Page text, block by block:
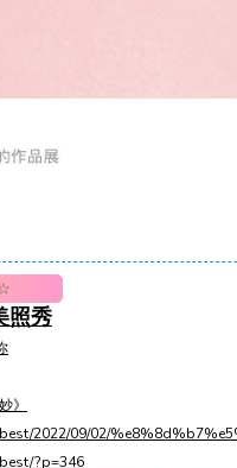
照秀
》
2022/09/02/
?p=346